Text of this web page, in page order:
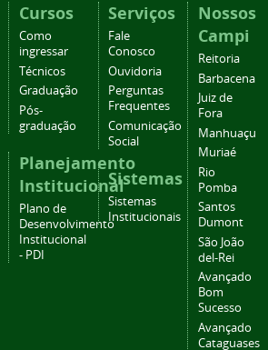
Cursos
Como
ingressar
Técnicos
Graduação
Pós-
graduação
Planejamento
Institucional
Plano de
Desenvolvimento
Institucional
- PDI
Serviços
Fale
Conosco
Ouvidoria
Perguntas
Frequentes
Comunicação
Social
Sistemas
Sistemas
Institucionais
Nossos
Campi
Reitoria
Barbacena
Juiz de
Fora
Manhuaçu
Muriaé
Rio
Pomba
Santos
Dumont
São João
del-Rei
Avançado
Bom
Sucesso
Avançado
Cataguases